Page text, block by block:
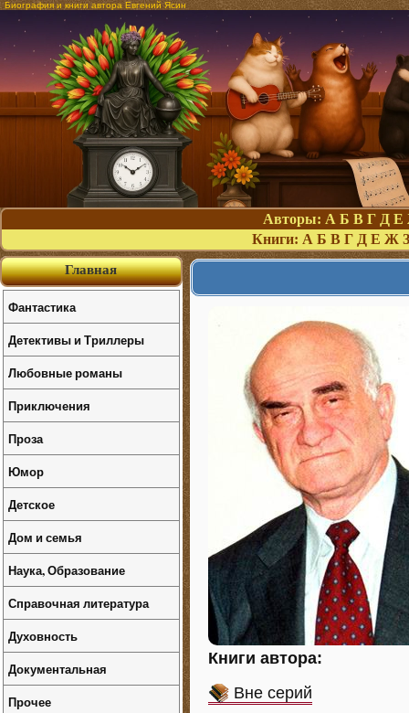
Биография и книги автора Евгений Ясин
Авторы: А Б В Г Д Е
Книги: А Б В Г Д Е Ж З
Книги автора:
Вне серий
Главная
Фантастика
Детективы и Триллеры
Любовные романы
Приключения
Проза
Юмор
Детское
Дом и семья
Наука, Образование
Справочная литература
Духовность
Документальная
Прочее